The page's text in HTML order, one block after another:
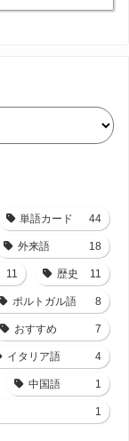
単語カード 44
外来語 18
11 歴史 11
ポルトガル語 8
おすすめ 7
イタリア語 4
中国語 1
1